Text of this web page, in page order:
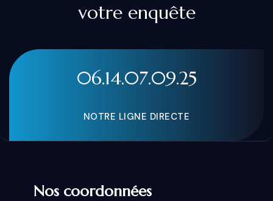
votre enquête
06.14.07.09.25
NOTRE LIGNE DIRECTE
Nos coordonnées